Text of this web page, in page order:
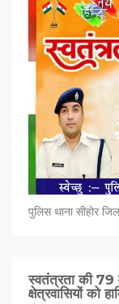
पुलिस थाना सीहोर
स्वतंत्रता की 79
क्षेत्रवासियों को